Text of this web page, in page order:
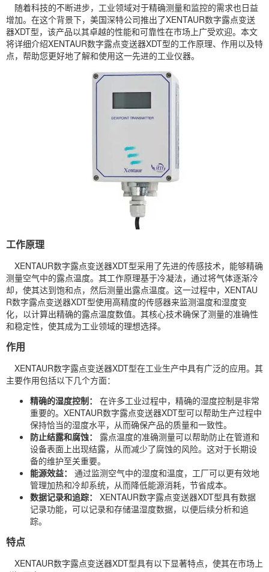
随着科技的不断进步，工业领域对于精确测量和监控的需求也日益
增加。在这个背景下，美国深特公司推出了XENTAUR数字露点变送
器XDT型，该产品以其卓越的性能和可靠性在市场上广受欢迎。本文
将详细介绍XENTAUR数字露点变送器XDT型的工作原理、作用以及特
点，帮助您更好地了解和使用这一先进的工业仪器。
工作原理
XENTAUR数字露点变送器XDT型采用了先进的传感技术，能够精确
测量空气中的露点温度。其工作原理基于冷凝法，通过将气体逐渐冷
却，使其达到饱和点，然后测量出露点温度。这一过程中，XENTAU
R数字露点变送器XDT型使用高精度的传感器来监测温度和湿度变
化，以计算出精确的露点温度数值。其核心技术确保了测量的准确性
和稳定性，使其成为工业领域的理想选择。
作用
XENTAUR数字露点变送器XDT型在工业生产中具有广泛的应用。其
主要作用包括以下几个方面：
精确的湿度控制：
在许多工业过程中，精确的湿度控制是非常
重要的。XENTAUR数字露点变送器XDT型可以帮助生产过程中
保持恰当的湿度水平，从而确保产品的质量和一致性。
防止结露和腐蚀：
露点温度的准确测量可以帮助防止在管道和
设备表面上出现结露，从而减少了腐蚀的风险。这对于长期设
备的维护至关重要。
能源效益：
通过监测空气中的湿度和温度，工厂可以更有效地
管理加热和冷却系统，从而降低能源消耗，节省成本。
数据记录和追踪：
XENTAUR数字露点变送器XDT型具有数据
记录功能，可以记录和存储温湿度数据，以便后续分析和追
踪。
特点
XENTAUR数字露点变送器XDT型具有以下显著特点，使其在市场上